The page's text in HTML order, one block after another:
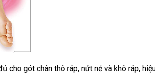
cho gót chân thô ráp, nứt nẻ và khô ráp,